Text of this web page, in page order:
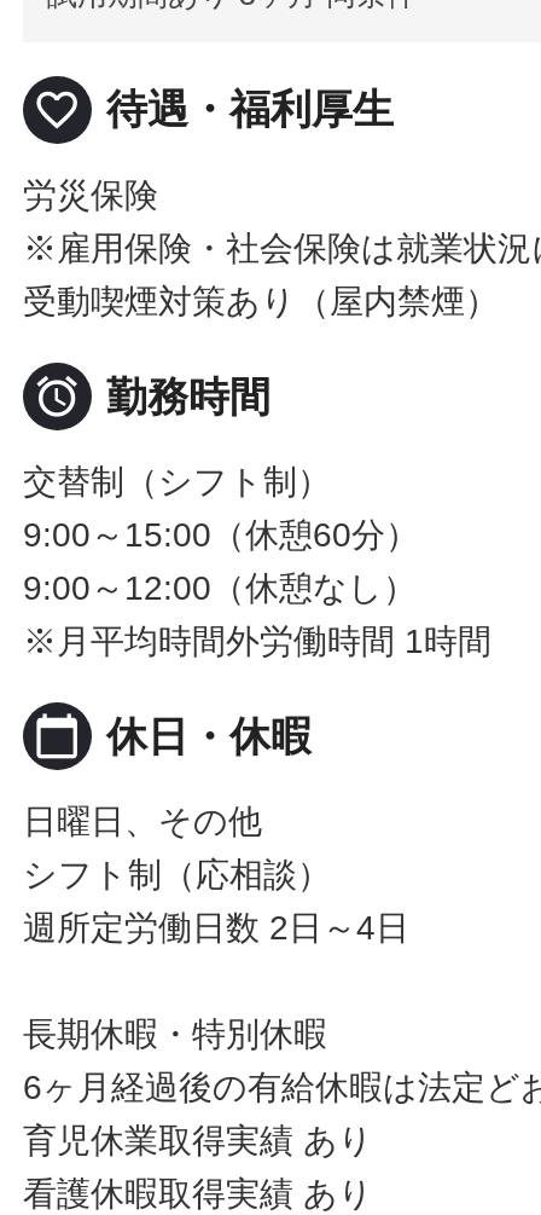
favorite_border 待遇・福利厚生
労災保険
※雇用保険・社会保険は就業状
受動喫煙対策あり（屋内禁煙）
 勤務時間
交替制（シフト制）
9:00～15:00（休憩60分）
9:00～12:00（休憩なし）
※月平均時間外労働時間 1時間
calendar_today 休日・休暇
日曜日、その他
シフト制（応相談）
週所定労働日数 2日～4日
長期休暇・特別休暇
6ヶ月経過後の有給休暇は法定ど
育児休業取得実績 あり
看護休暇取得実績 あり